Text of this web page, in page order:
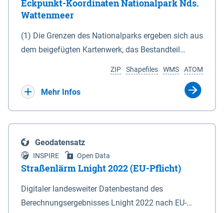
Eckpunkt-Koordinaten Nationalpark Nds.
Wattenmeer
(1) Die Grenzen des Nationalparks ergeben sich aus
dem beigefügten Kartenwerk, das Bestandteil
(DTK) im Maßstab 1 : 100 000 (Anlage 2), 2.
verkleinerte Amtliche Karte 1 : 5 000 (AK5) im
projizierte Koordinaten im Europäischen
Terrestrischen Referenzsystem 1989 (ETRS 89) mit
der Universalen Transversalen Mercator-Abbildung
bezogen auf die Zone 32 N (UTM 32N) dargestellt
(Anlage 4); Gleiches gilt für die geografischen
ATOM
WMS
Shapefiles
ZIP
Mehr Infos
Geodatensatz
INSPIRE Open Data
Straßenlärm Lnight 2022 (EU-Pflicht)
Digitaler landesweiter Datenbestand des
Berechnungsergebnisses Lnight 2022 nach EU-